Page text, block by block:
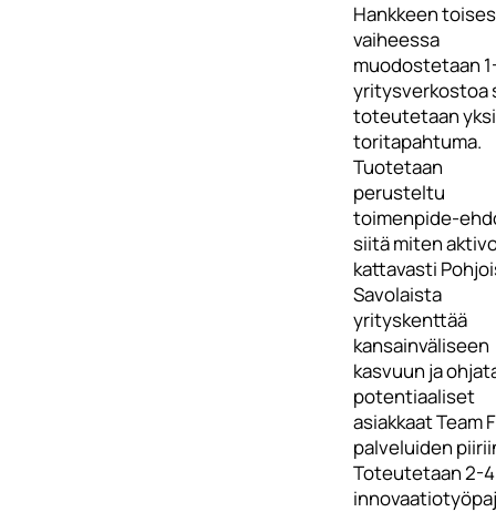
Hankkeen
vaiheessa
muodostetaan
yritysverkostoa
toteutetaan
toritapahtuma.
Tuotetaan
perusteltu
toimenpide-
siitä miten
kattavasti
Savolaista
yrityskenttää
kansainväliseen
kasvuun ja
potentiaaliset
asiakkaat Team
palveluiden
Toteutetaan 2-4